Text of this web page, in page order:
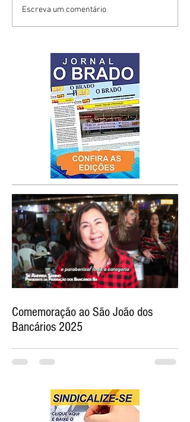
Escreva um comentário
Comemoração ao São João dos
Bancários 2025